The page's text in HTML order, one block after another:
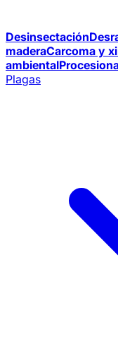
Desinsectación
maderaCarcoma y
ambiental
Plagas